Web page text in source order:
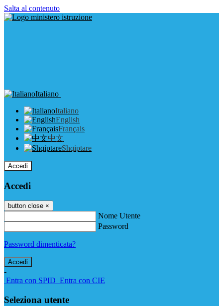
Salta al contenuto
Italiano
Italiano
English
Français
中文
Shqiptare
Accedi
Accedi
button close ×
Nome Utente
Password
Password dimenticata?
-
Entra con SPID Entra con CIE
Seleziona utente